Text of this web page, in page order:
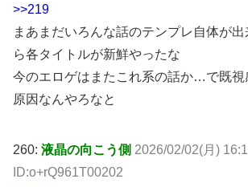
>>219
まあまだいろんな話のテンプレ自体が
ら各タイトルが新鮮やったな
今のエロゲはまたこれ系の話か…で既視
原因なんやろなと
260: 液晶の向こう側 2026/02/02(月)
ID:o+rQ961T00202